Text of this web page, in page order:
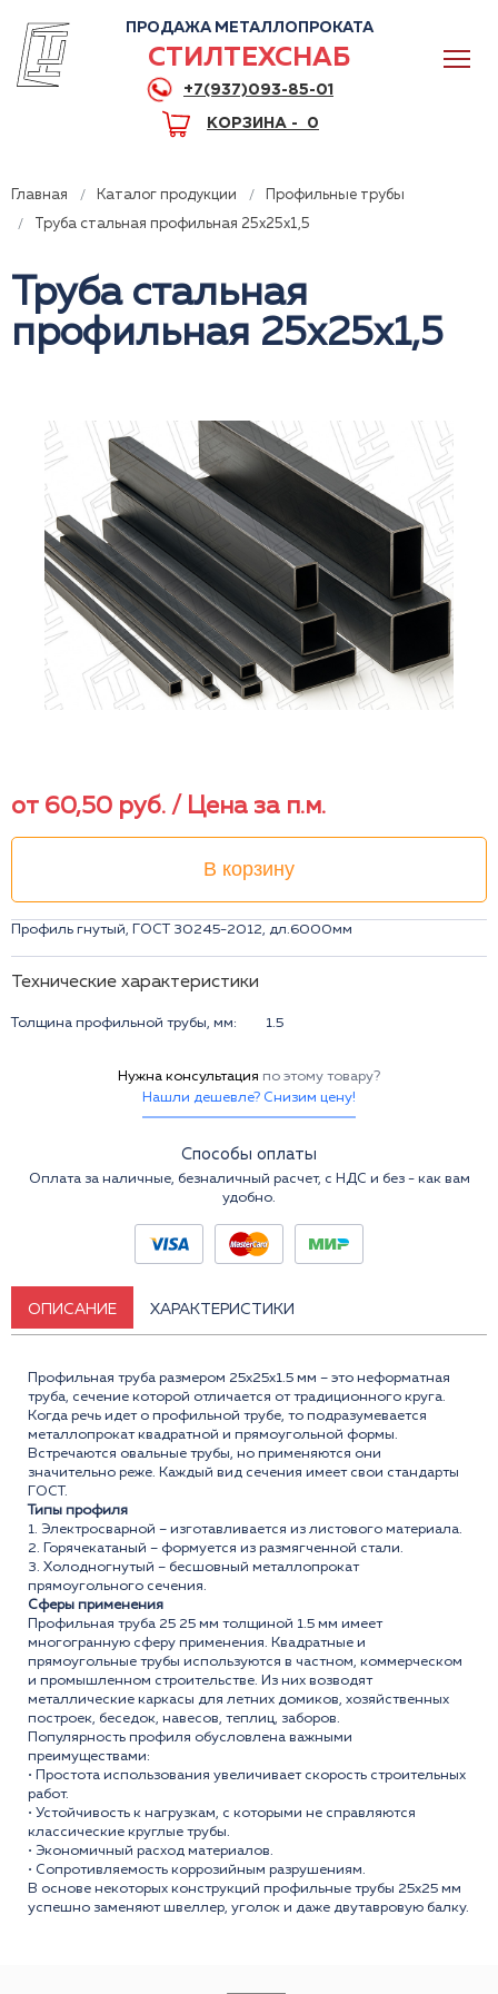
+7(937)093-85-01
ПРОДАЖА МЕТАЛЛОПРОКАТА
СТИЛТЕХСНАБ
+7(937)093-85-01
КОРЗИНА - 0
Главная Каталог продукции
Профильные трубы
Труба стальная профильная 25x25x1,5
Труба стальная
профильная 25x25x1,5
от 60,50 руб. / Цена за п.м.
В корзину
Профиль гнутый, ГОСТ 30245-2012, дл.6000мм
Технические характеристики
Толщина профильной трубы, мм: 1.5
Нужна консультация по этому товару?
Нашли дешевле? Снизим цену!
Способы оплаты
Оплата за наличные, безналичный расчет, с НДС и без - как вам
удобно.
ОПИСАНИЕ ХАРАКТЕРИСТИКИ
Профильная труба размером 25x25x1.5 мм – это неформатная
труба, сечение которой отличается от традиционного круга.
Когда речь идет о профильной трубе, то подразумевается
металлопрокат квадратной и прямоугольной формы.
Встречаются овальные трубы, но применяются они
значительно реже. Каждый вид сечения имеет свои стандарты
ГОСТ.
Типы профиля
1. Электросварной – изготавливается из листового материала.
2. Горячекатаный – формуется из размягченной стали.
3. Холодногнутый – бесшовный металлопрокат
прямоугольного сечения.
Сферы применения
Профильная труба 25 25 мм толщиной 1.5 мм имеет
многогранную сферу применения. Квадратные и
прямоугольные трубы используются в частном, коммерческом
и промышленном строительстве. Из них возводят
металлические каркасы для летних домиков, хозяйственных
построек, беседок, навесов, теплиц, заборов.
Популярность профиля обусловлена важными
преимуществами:
• Простота использования увеличивает скорость строительных
работ.
• Устойчивость к нагрузкам, с которыми не справляются
классические круглые трубы.
• Экономичный расход материалов.
• Сопротивляемость коррозийным разрушениям.
В основе некоторых конструкций профильные трубы 25x25 мм
успешно заменяют швеллер, уголок и даже двутавровую балку.